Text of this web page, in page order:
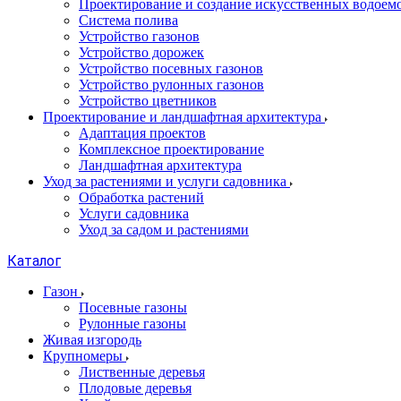
Проектирование и создание искусственных
Система полива
Устройство газонов
Устройство дорожек
Устройство посевных газонов
Устройство рулонных газонов
Устройство цветников
Проектирование и ландшафтная архитектура
Адаптация проектов
Комплексное проектирование
Ландшафтная архитектура
Уход за растениями и услуги садовника
Обработка растений
Услуги садовника
Уход за садом и растениями
Каталог
Газон
Посевные газоны
Рулонные газоны
Живая изгородь
Крупномеры
Лиственные деревья
Плодовые деревья